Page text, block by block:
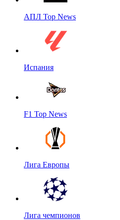
АПЛ Top News
Испания
F1 Top News
Лига Европы
Лига чемпионов